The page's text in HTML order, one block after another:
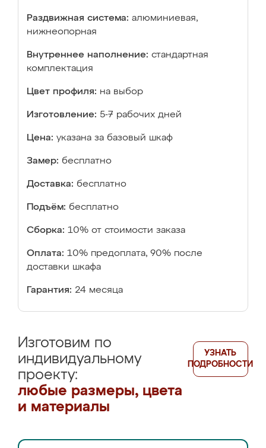
Раздвижная система: алюминиевая,
нижнеопорная
Внутреннее наполнение: стандартная
комплектация
Цвет профиля: на выбор
Изготовление: 5-7 рабочих дней
Цена: указана за базовый шкаф
Замер: бесплатно
Доставка: бесплатно
Подъём: бесплатно
Сборка: 10% от стоимости заказа
Оплата: 10% предоплата, 90% после
доставки шкафа
Гарантия: 24 месяца
Изготовим по
индивидуальному
проекту:
любые размеры, цвета
и материалы
УЗНАТЬ
ПОДРОБНОСТИ